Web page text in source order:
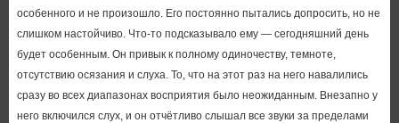
особенного и не произошло. Его постоянно пытались допросить, но не
слишком настойчиво. Что-то подсказывало ему — сегодняшний день
будет особенным. Он привык к полному одиночеству, темноте,
отсутствию осязания и слуха. То, что на этот раз на него навалились
сразу во всех диапазонах восприятия было неожиданным. Внезапно у
него включился слух, и он отчётливо слышал все звуки за пределами